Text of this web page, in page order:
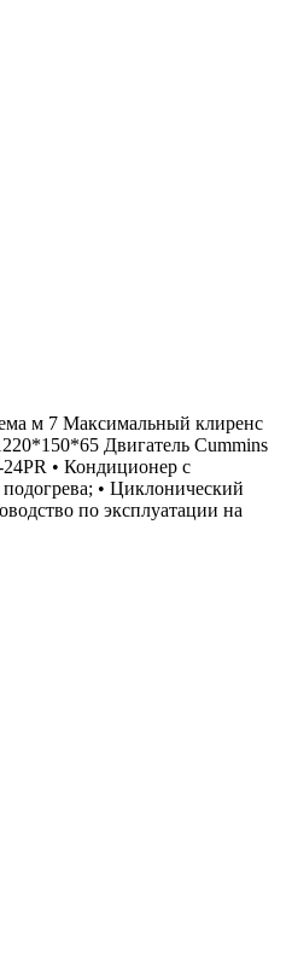
м 7 Максимальный клиренс
Двигатель Cummins
• Кондиционер с
• Циклонический
по эксплуатации на